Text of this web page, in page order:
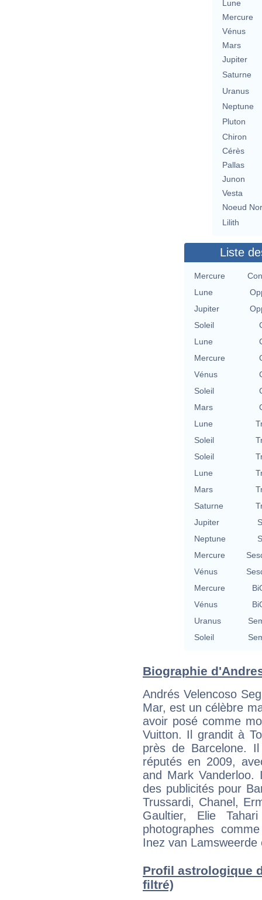
Lune
Mercure
Vénus
Mars
Jupiter
Saturne
Uranus
Neptune
Pluton
Chiron
Cérès
Pallas
Junon
Vesta
Noeud
Lilith
Liste
Mercure
Lune
Jupiter
Soleil
Lune
Mercure
Vénus
Soleil
Mars
Lune
Soleil
Soleil
Lune
Mars
Saturne
Jupiter
Neptune
Mercure
Vénus
Mercure
Vénus
Uranus
Soleil
Biographie
Andrés Velencoso
Mar, est un célèbre
avoir posé comme
Vuitton. Il grandit à
près de Barcelone.
réputés en 2009,
and Mark
des publicités pour
Trussardi, Chanel,
Gaultier, Elie
photographes
Inez van
Profil astrologique
filtré)